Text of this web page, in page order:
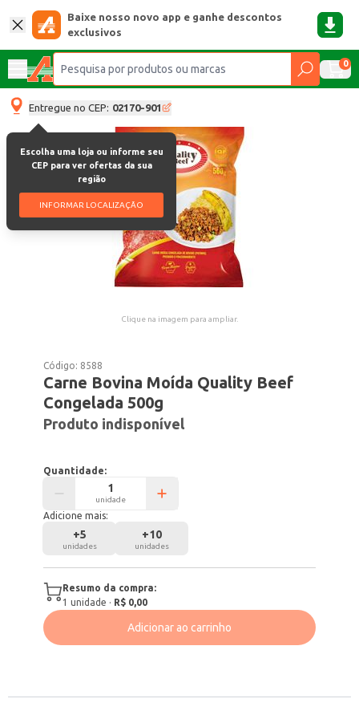
Baixe nosso novo app e ganhe descontos
exclusivos
0
Entregue no CEP: 02170-901
Escolha uma loja ou informe seu
CEP para ver ofertas da sua
região
INFORMAR LOCALIZAÇÃO
Clique na imagem para ampliar.
Código: 8588
Carne Bovina Moída Quality Beef
Congelada 500g
Produto indisponível
Quantidade:
unidade
Adicione mais:
+5
unidades
+10
unidades
Resumo da compra:
1 unidade · R$ 0,00
Adicionar ao carrinho